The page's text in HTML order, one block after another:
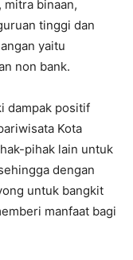
mitra binaan,
tinggi dan
yaitu
non bank.
dampak positif
Kota
pihak lain untuk
dengan
untuk bangkit
manfaat bagi